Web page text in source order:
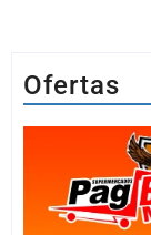
Ofertas